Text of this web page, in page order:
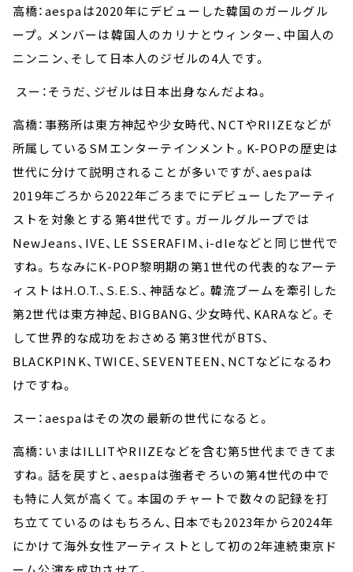
高橋：aespaは2020年にデビューした韓国のガールグル
ープ。メンバーは韓国人のカリナとウィンター、中国人の
ニンニン、そして日本人のジゼルの4人です。
スー：そうだ、ジゼルは日本出身なんだよね。
高橋：事務所は東方神起や少女時代、NCTやRIIZEなどが
所属しているSMエンターテインメント。K-POPの歴史は
世代に分けて説明されることが多いですが、aespaは
2019年ごろから2022年ごろまでにデビューしたアーティ
ストを対象とする第4世代です。ガールグループでは
NewJeans、IVE、LE SSERAFIM、i-dleなどと同じ世代で
すね。ちなみにK-POP黎明期の第1世代の代表的なアーテ
ィストはH.O.T.、S.E.S.、神話など。韓流ブームを牽引した
第2世代は東方神起、BIGBANG、少女時代、KARAなど。そ
して世界的な成功をおさめる第3世代がBTS、
BLACKPINK、TWICE、SEVENTEEN、NCTなどになるわ
けですね。
スー：aespaはその次の最新の世代になると。
高橋：いまはILLITやRIIZEなどを含む第5世代まできてま
すね。話を戻すと、aespaは強者ぞろいの第4世代の中で
も特に人気が高くて。本国のチャートで数々の記録を打
ち立てているのはもちろん、日本でも2023年から2024年
にかけて海外女性アーティストとして初の2年連続東京ド